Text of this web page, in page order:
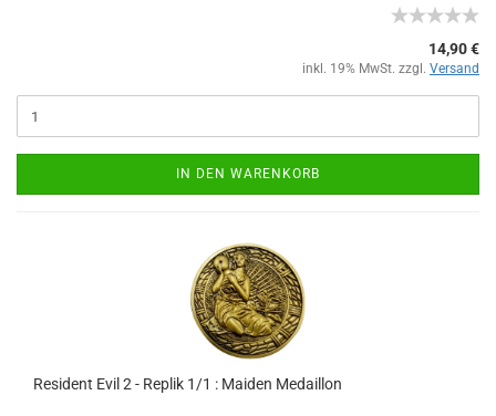
14,90 €
inkl. 19% MwSt. zzgl. Versand
IN DEN WARENKORB
Resident Evil 2 - Replik 1/1 : Maiden Medaillon